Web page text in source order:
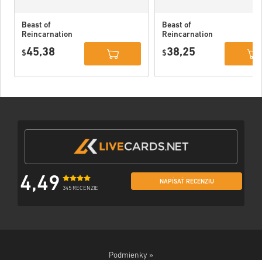
Beast of
Reincarnation
PC (STEAM)
$45,38
Beast of
Reincarnation
$38,25
4,49 345 RECENZIE
NAPÍSAŤ RECENZIU
Podmienky »